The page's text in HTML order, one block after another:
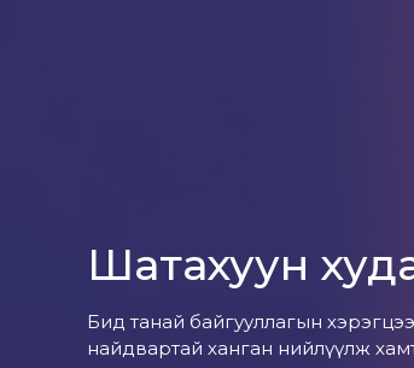
Шатахуун
Бид танай байгууллагын хэрэгцээ
найдвартай ханган нийлүүлж